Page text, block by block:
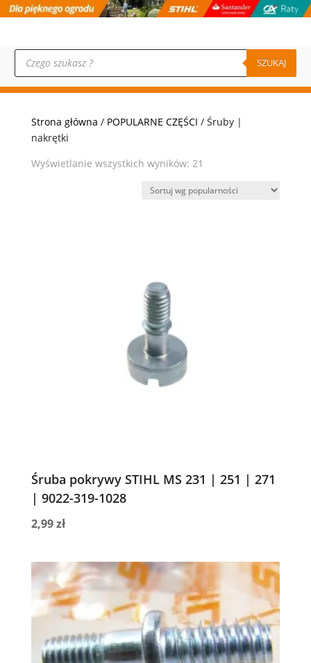
Wyszukiwarka
produktów SZUKAJ
Strona główna / POPULARNE CZĘŚCI / Śruby |
nakrętki
Wyświetlanie wszystkich wyników: 21
popularności
Śruba pokrywy STIHL MS 231 | 251 | 271
| 9022-319-1028
2,99zł